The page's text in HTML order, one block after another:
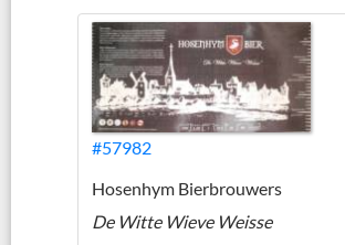
#57982
Hosenhym Bierbrouwers
De Witte Wieve Weisse